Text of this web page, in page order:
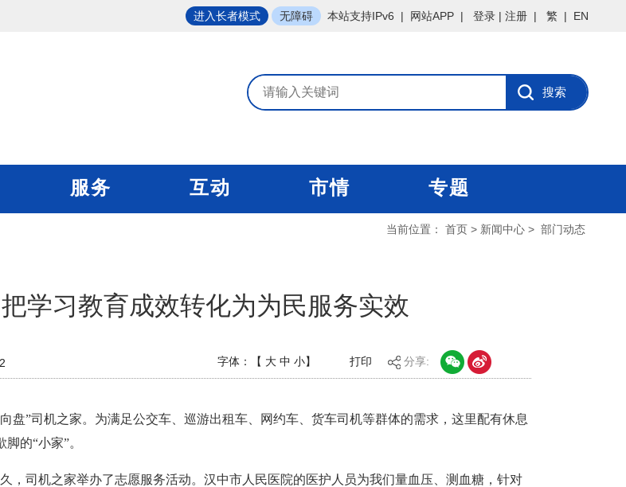
进入长者模式 无障碍 本站支持IPv6 | 网站APP | 登录 | 注册 | 繁 | EN
服务 互动 市情 专题
当前位置： 首页 > 新闻中心 > 部门动态
学习教育成效转化为为民服务实效
字体：【 大 中 小】 打印 分享:
”司机之家。为满足公交车、巡游出租车、网约车、货车司机等群体的需求，这里配有休息
的“小家”。
，司机之家举办了志愿服务活动。汉中市人民医院的医护人员为我们量血压、测血糖，针对